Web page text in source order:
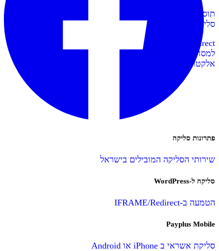
תוספי
סליקה
Redirect
למסחר
אלקטרוני
פתרונות סליקה
שירותי הסליקה המובילים בישראל
סליקה ל-WordPress
הטמעה ב-IFRAME/Redirect
Payplus Mobile
סליקת אשראי ב iPhone או Android